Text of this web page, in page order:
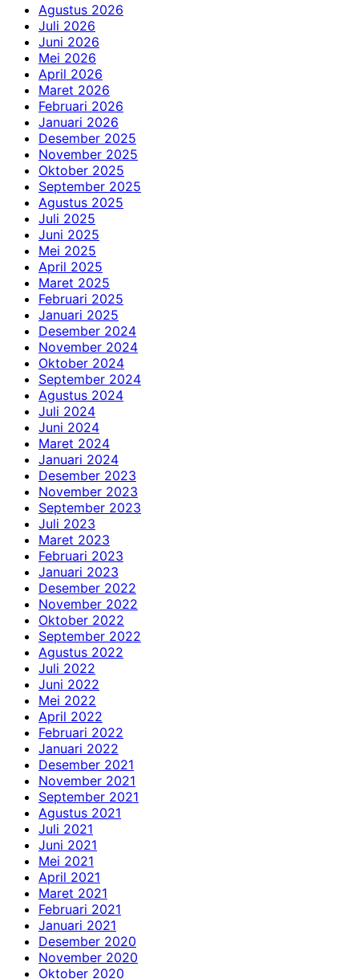
Agustus 2026
Juli 2026
Juni 2026
Mei 2026
April 2026
Maret 2026
Februari 2026
Januari 2026
Desember 2025
November 2025
Oktober 2025
September 2025
Agustus 2025
Juli 2025
Juni 2025
Mei 2025
April 2025
Maret 2025
Februari 2025
Januari 2025
Desember 2024
November 2024
Oktober 2024
September 2024
Agustus 2024
Juli 2024
Juni 2024
Maret 2024
Januari 2024
Desember 2023
November 2023
September 2023
Juli 2023
Maret 2023
Februari 2023
Januari 2023
Desember 2022
November 2022
Oktober 2022
September 2022
Agustus 2022
Juli 2022
Juni 2022
Mei 2022
April 2022
Februari 2022
Januari 2022
Desember 2021
November 2021
September 2021
Agustus 2021
Juli 2021
Juni 2021
Mei 2021
April 2021
Maret 2021
Februari 2021
Januari 2021
Desember 2020
November 2020
Oktober 2020